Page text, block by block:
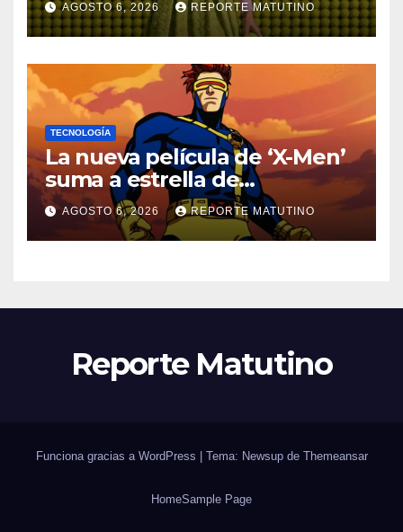
Premiere y otras aplicaciones
creativas
AGOSTO 6, 2026 REPORTE MATUTINO
TECNOLOGÍA
La nueva película de ‘X-Men’
suma a estrella de
‘Heartstopper’ como Cíclope
AGOSTO 6, 2026 REPORTE MATUTINO
Reporte Matutino
Funciona gracias a WordPress | Tema: Newsup de Themeansar
HomeSample Page